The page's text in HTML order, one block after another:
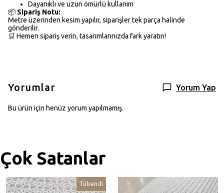
Dayanıklı ve uzun ömürlü kullanım
📦 Sipariş Notu:
Metre üzerinden kesim yapılır, siparişler tek parça halinde
gönderilir.
🛒 Hemen sipariş verin, tasarımlarınızda fark yaratın!
Yorumlar Yorum Yap
Bu ürün için henüz yorum yapılmamış.
Çok Satanlar
Tükendi